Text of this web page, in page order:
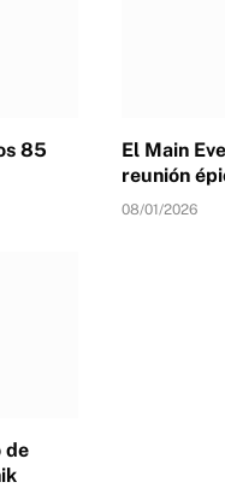
85
El Main
reunión
08/01/2026
de